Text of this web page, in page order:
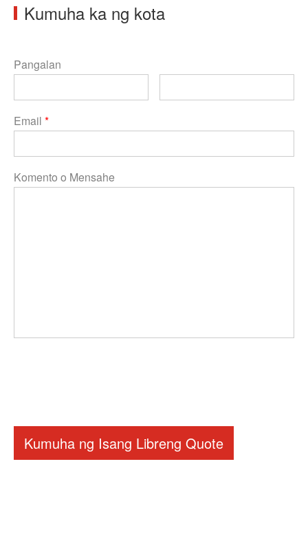
Kumuha ka ng kota
Pangalan
Email *
Komento o Mensahe
Kumuha ng Isang Libreng Quote